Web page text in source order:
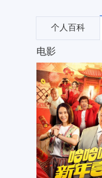
个人百科
电影